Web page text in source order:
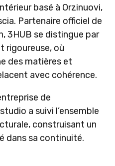
basé à Orzinuovi,
Partenaire officiel de
3HUB se distingue par
rigoureuse, où
des matières et
avec cohérence.
de
a suivi l’ensemble
construisant un
dans sa continuité.